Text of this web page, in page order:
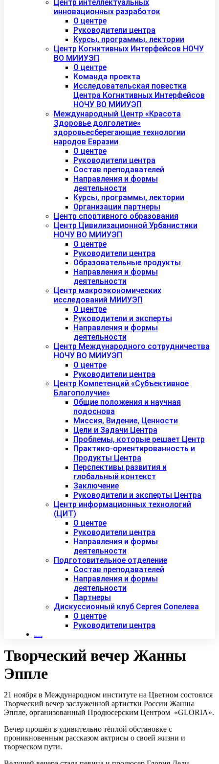
Центр интеллектуальных
инновационных разработок
О центре
Руководители центра
Курсы, программы, лектории
Центр Когнитивных Интерфейсов НОЧУ
ВО МИИУЭП
О центре
Команда проекта
Исследовательская повестка
Центра Когнитивных Интерфейсов
НОЧУ ВО МИИУЭП
Международный Центр «Красота
Здоровье долголетие»
здоровьесберегающие технологии
народов Евразии
О центре
Руководители центра
Состав преподавателей
Направления и формы
деятельности
Курсы, программы, лектории
Организации партнеры
Центр спортивного образования
Центр Цивилизационной Урбанистики
НОЧУ ВО МИИУЭП
О центре
Руководители центра
Образовательные продукты
Направления и формы
деятельности
Центр макроэкономических
исследований МИИУЭП
О центре
Руководители и эксперты
Направления и формы
деятельности
Центр Международного сотрудничества
НОЧУ ВО МИИУЭП
О центре
Руководители центра
Центр Компетенций «Субъективное
Благополучие»
Общие положения и научная
подоснова
Миссия, Видение, Ценности
Цели и Задачи Центра
Проблемы, которые решает Центр
Практико-ориентированность и
Продукты Центра
Перспективы развития и
глобальный контекст
Заключение
Руководители и эксперты Центра
Центр информационных технологий
(ЦИТ)
О центре
Руководители центра
Направления и формы
деятельности
Подготовительное отделение
Состав преподавателей
Направления и формы
деятельности
Партнеры
Дискуссионный клуб Сергея Сопелева
О центре
Руководители центра
Контакты
Творческий вечер Жанны
Эппле
21 ноября в Международном институте на Цветном состоялся
Творческий вечер заслуженной артистки России Жанны
Эппле, организованный Продюсерским Центром «GLORIA».
Вечер прошёл в удивительно тёплой обстановке с
проникновенным рассказом актрисы о своей жизни и
творческом пути.